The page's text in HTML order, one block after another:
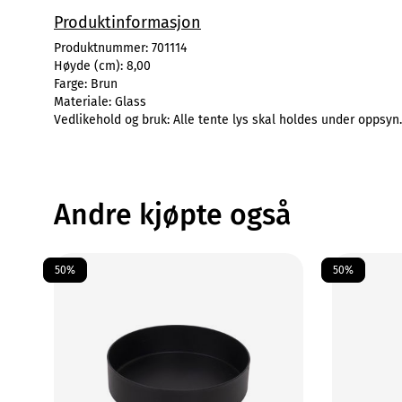
Produktinformasjon
Produktnummer: 701114
Høyde (cm): 8,00
Farge: Brun
Materiale: Glass
Vedlikehold og bruk: Alle tente lys skal holdes under oppsyn.
Andre kjøpte også
50% 50%